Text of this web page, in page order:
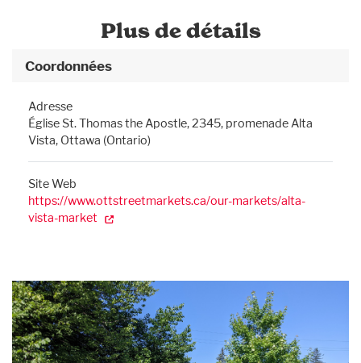
Plus de détails
Coordonnées
Adresse
Église St. Thomas the Apostle, 2345, promenade Alta
Vista, Ottawa (Ontario)
Site Web
https://www.ottstreetmarkets.ca/our-markets/alta-
vista-market